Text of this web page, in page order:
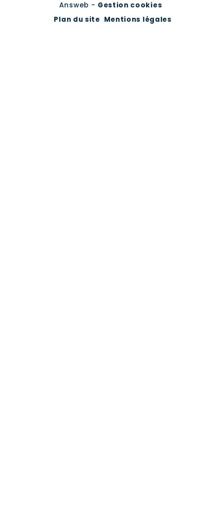
Answeb - Gestion cookies
Plan du site Mentions légales